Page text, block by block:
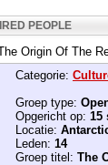
PEOPLE
Origin Of The
Categorie:
Groep type:
Opgericht op: 15
Locatie:
Leden: 14
Groep titel: The